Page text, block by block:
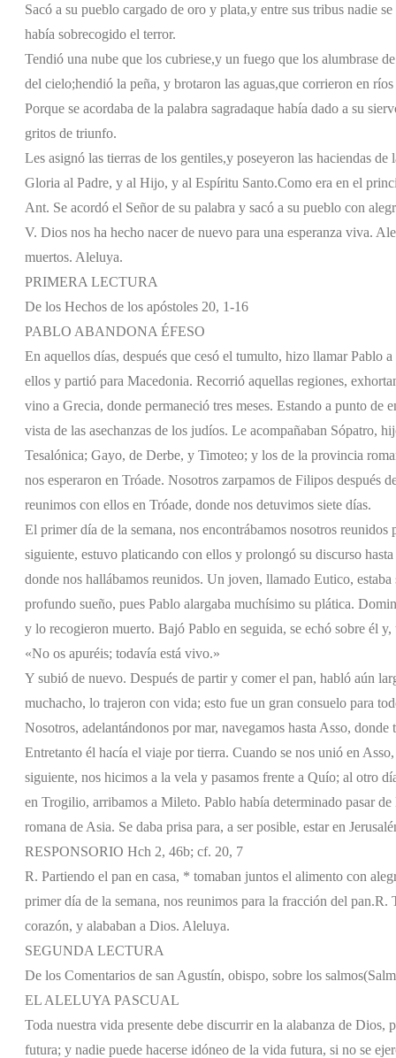
Sacó a su pueblo cargado de oro y plata,y entre sus tribus nadie
había sobrecogido el terror.
Tendió una nube que los cubriese,y un fuego que los alumbrase
del cielo;hendió la peña, y brotaron las aguas,que corrieron en
Porque se acordaba de la palabra sagradaque había dado a su
gritos de triunfo.
Les asignó las tierras de los gentiles,y poseyeron las haciendas de
Gloria al Padre, y al Hijo, y al Espíritu Santo.Como era en el
Ant. Se acordó el Señor de su palabra y sacó a su pueblo con
V. Dios nos ha hecho nacer de nuevo para una esperanza viva.
muertos. Aleluya.
PRIMERA LECTURA
De los Hechos de los apóstoles 20, 1-16
PABLO ABANDONA ÉFESO
En aquellos días, después que cesó el tumulto, hizo llamar Pablo
ellos y partió para Macedonia. Recorrió aquellas regiones,
vino a Grecia, donde permaneció tres meses. Estando a punto
vista de las asechanzas de los judíos. Le acompañaban Sópatro,
Tesalónica; Gayo, de Derbe, y Timoteo; y los de la provincia
nos esperaron en Tróade. Nosotros zarpamos de Filipos después
reunimos con ellos en Tróade, donde nos detuvimos siete días.
El primer día de la semana, nos encontrábamos nosotros
siguiente, estuvo platicando con ellos y prolongó su discurso
donde nos hallábamos reunidos. Un joven, llamado Eutico,
profundo sueño, pues Pablo alargaba muchísimo su plática.
y lo recogieron muerto. Bajó Pablo en seguida, se echó sobre él
«No os apuréis; todavía está vivo.»
Y subió de nuevo. Después de partir y comer el pan, habló aún
muchacho, lo trajeron con vida; esto fue un gran consuelo para
Nosotros, adelantándonos por mar, navegamos hasta Asso,
Entretanto él hacía el viaje por tierra. Cuando se nos unió en
siguiente, nos hicimos a la vela y pasamos frente a Quío; al otro
en Trogilio, arribamos a Mileto. Pablo había determinado pasar
romana de Asia. Se daba prisa para, a ser posible, estar en
RESPONSORIO Hch 2, 46b; cf. 20, 7
R. Partiendo el pan en casa, * tomaban juntos el alimento con
primer día de la semana, nos reunimos para la fracción del pan.R.
corazón, y alababan a Dios. Aleluya.
SEGUNDA LECTURA
De los Comentarios de san Agustín, obispo, sobre los salmos
EL ALELUYA PASCUAL
Toda nuestra vida presente debe discurrir en la alabanza de
futura; y nadie puede hacerse idóneo de la vida futura, si no se